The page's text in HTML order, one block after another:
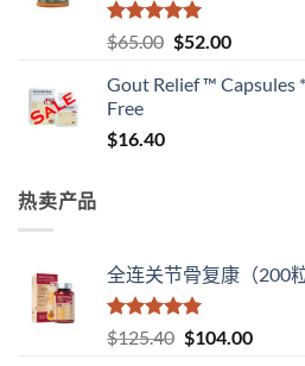
评分5 （满
分 5 分
$65.00 原
为：
$52.00当
价
Gout Relief ™ Capsules
Free
$16.40
热卖产品
全连关节骨复康（200
评分 5（满
分 5 分
$125.40 原
$104.00当